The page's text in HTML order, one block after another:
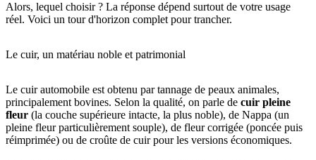
Alors, lequel choisir ? La réponse dépend surtout de votre usage
réel. Voici un tour d'horizon complet pour trancher.
Le cuir, un matériau noble et patrimonial
Le cuir automobile est obtenu par tannage de peaux animales,
principalement bovines. Selon la qualité, on parle de cuir pleine
fleur (la couche supérieure intacte, la plus noble), de Nappa (un
pleine fleur particulièrement souple), de fleur corrigée (poncée puis
réimprimée) ou de croûte de cuir pour les versions économiques.